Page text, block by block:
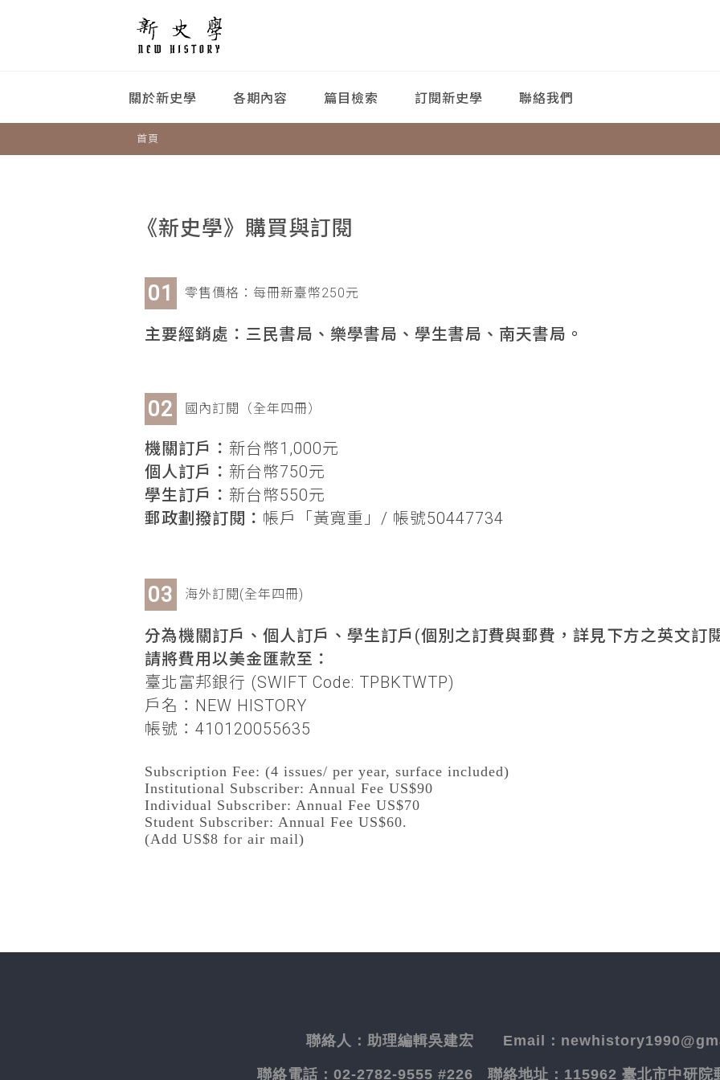
關於新史學 各期內容 篇目檢索 訂閱新史學 聯絡我們
首頁
《新史學》購買與訂閱
零售價格：每冊新臺幣250元
主要經銷處：三民書局、樂學書局、學生書局、南天書局。
國內訂閱（全年四冊）
機關訂戶： 新台幣1,000元
個人訂戶： 新台幣750元
學生訂戶： 新台幣550元
郵政劃撥訂閱： 帳戶「黃寬重」/ 帳號50447734
海外訂閱(全年四冊)
分為機關訂戶、個人訂戶、學生訂戶(個別之訂費與郵費，詳見下方之英文訂
請將費用以美金匯款至：
臺北富邦銀行 (SWIFT Code: TPBKTWTP)
戶名：NEW HISTORY
帳號：410120055635
Subscription Fee: (4 issues/ per year, surface included)
Institutional Subscriber: Annual Fee US$90
Individual Subscriber: Annual Fee US$70
Student Subscriber: Annual Fee US$60.
(Add US$8 for air mail)
聯絡人： 助理編輯吳建宏 Email：
聯絡電話： 02-2782-9555 #226 聯絡地址： 115962 臺北市中研院